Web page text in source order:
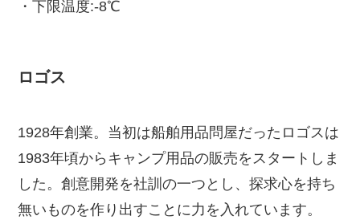
・下限温度:-8℃
ロゴス
1928年創業。当初は船舶用品問屋だったロゴスは
1983年頃からキャンプ用品の販売をスタートしま
した。創意開発を社訓の一つとし、探求心を持ち
無いものを作り出すことに力を入れています。